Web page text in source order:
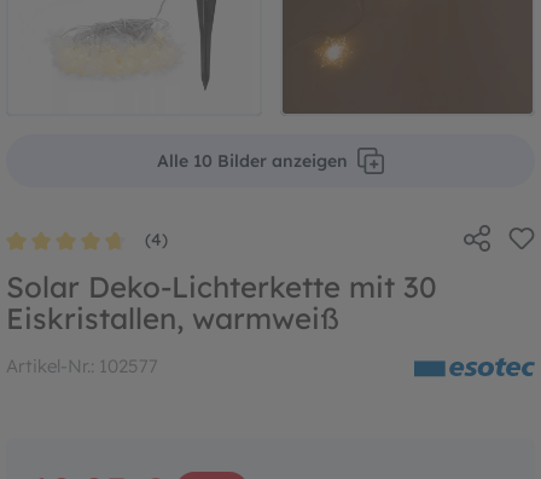
Alle 10 Bilder anzeigen
(4)
Solar Deko-Lichterkette mit 30
Eiskristallen, warmweiß
Artikel-Nr.: 102577